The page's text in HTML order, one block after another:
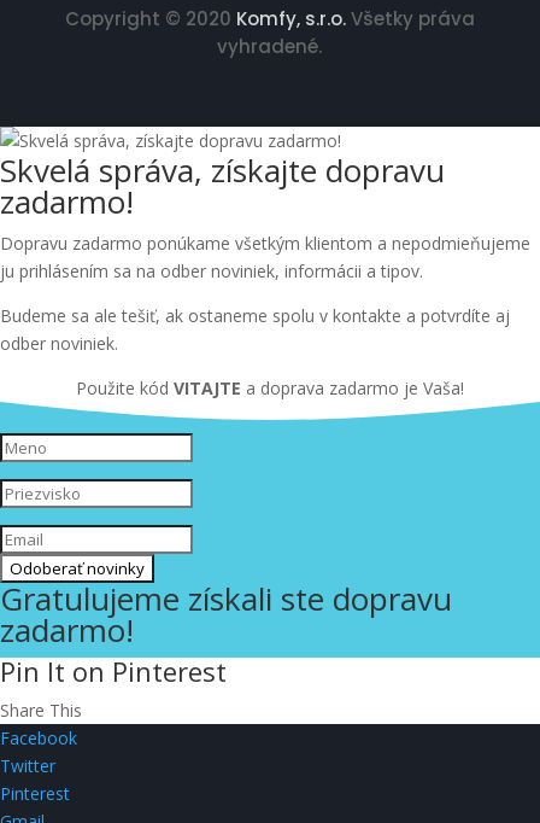
Copyright © 2020 Komfy, s.r.o.Všetky práva
vyhradené.
Skvelá správa, získajte dopravu
zadarmo!
Dopravu zadarmo ponúkame všetkým klientom a nepodmieňujeme
ju prihlásením sa na odber noviniek, informácii a tipov.
Budeme sa ale tešiť, ak ostaneme spolu v kontakte a potvrdíte aj
odber noviniek.
Použite kód VITAJTE a doprava zadarmo je Vaša!
Odoberať novinky
Gratulujeme získali ste dopravu
zadarmo!
Pin It on Pinterest
Share This
Facebook
Twitter
Pinterest